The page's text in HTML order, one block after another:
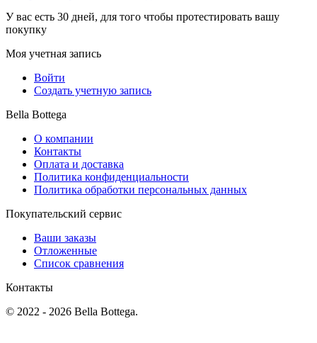
У вас есть 30 дней, для того чтобы протестировать вашу
покупку
Моя учетная запись
Войти
Создать учетную запись
Bella Bottega
О компании
Контакты
Оплата и доставка
Политика конфиденциальности
Политика обработки персональных данных
Покупательский сервис
Ваши заказы
Отложенные
Список сравнения
Контакты
© 2022 - 2026 Bella Bottega.